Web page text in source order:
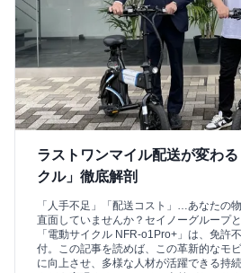
ラストワンマイル配送が変わ
クル」徹底解剖
「人手不足」「配送コスト」…あなたの
直面していませんか？セイノーグループ
「電動サイクル NFR-o1Pro+」は、免許
付。この記事を読めば、この革新的なモ
に向上させ、多様な人材が活躍できる持